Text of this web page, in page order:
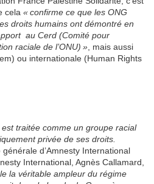
cela « confirme ce que les ONG
droits humains ont démontré en
au Cerd (Comité pour
raciale de l’ONU) » , mais aussi
ou internationale (Human Rights
traitée comme un groupe racial
privée de ses droits.
d’Amnesty International
International, Agnès Callamard,
la véritable ampleur du régime